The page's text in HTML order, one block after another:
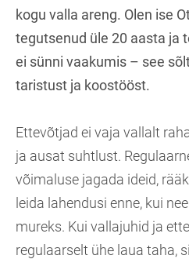
kogu valla areng. Olen ise
tegutsenud üle 20 aasta ja
ei sünni vaakumis – see
taristust ja koostööst.
Ettevõtjad ei vaja vallalt
ja ausat suhtlust.
võimaluse jagada ideid,
leida lahendusi enne, kui
mureks. Kui vallajuhid ja
regulaarselt ühe laua taha,